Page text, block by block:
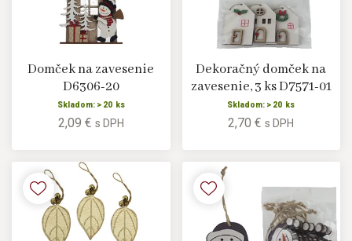
Domček na zavesenie
D6306-20
Skladom: > 20 ks
2,09 € s DPH
Dekoračný domček na
zavesenie, 3 ks D7571-01
Skladom: > 20 ks
2,70 €s DPH